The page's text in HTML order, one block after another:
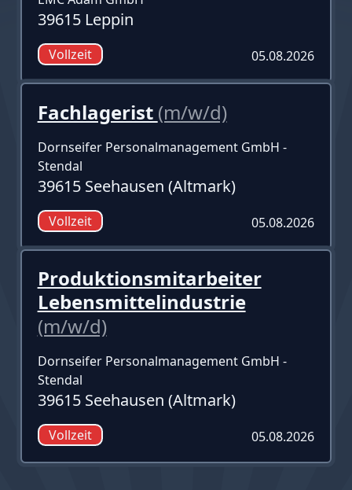
39615 Leppin
Vollzeit 05.08.2026
Fachlagerist (m/w/d)
Dornseifer Personalmanagement GmbH -
Stendal
39615 Seehausen (Altmark)
Vollzeit 05.08.2026
Produktionsmitarbeiter
Lebensmittelindustrie
(m/w/d)
Dornseifer Personalmanagement GmbH -
Stendal
39615 Seehausen (Altmark)
Vollzeit 05.08.2026